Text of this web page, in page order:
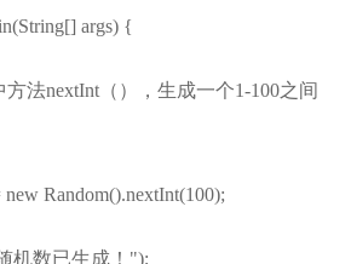
args) {
方法nextInt（），生成一个1-100之间
Random().nextInt(100);
机数已生成！");